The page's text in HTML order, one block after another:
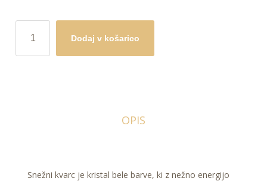
KVARC
-
Dodaj v košarico
OPIS
Snežni kvarc je kristal bele barve, ki z nežno energijo